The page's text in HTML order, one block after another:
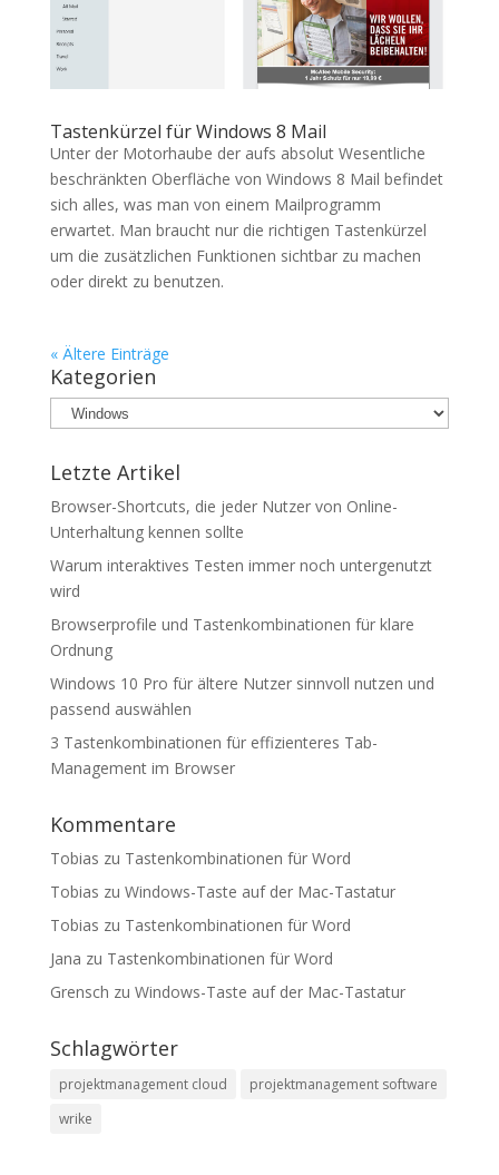
Tastenkürzel für Windows 8 Mail
Unter der Motorhaube der aufs absolut Wesentliche
beschränkten Oberfläche von Windows 8 Mail befindet
sich alles, was man von einem Mailprogramm
erwartet. Man braucht nur die richtigen Tastenkürzel
um die zusätzlichen Funktionen sichtbar zu machen
oder direkt zu benutzen.
« Ältere Einträge
Kategorien
Kategorien
Letzte Artikel
Browser-Shortcuts, die jeder Nutzer von Online-
Unterhaltung kennen sollte
Warum interaktives Testen immer noch untergenutzt
wird
Browserprofile und Tastenkombinationen für klare
Ordnung
Windows 10 Pro für ältere Nutzer sinnvoll nutzen und
passend auswählen
3 Tastenkombinationen für effizienteres Tab-
Management im Browser
Kommentare
Tobias zu Tastenkombinationen für Word
Tobias zu Windows-Taste auf der Mac-Tastatur
Tobias zu Tastenkombinationen für Word
Jana zu Tastenkombinationen für Word
Grensch zu Windows-Taste auf der Mac-Tastatur
Schlagwörter
projektmanagement cloud
projektmanagement software
wrike